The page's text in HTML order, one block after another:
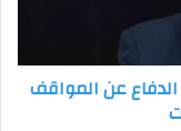
عن المواقف